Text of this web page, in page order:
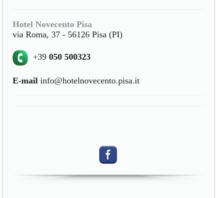
Hotel Novecento Pisa
via Roma, 37 - 56126 Pisa (PI)
+39050 500323
E-mail info@hotelnovecento.pisa.it